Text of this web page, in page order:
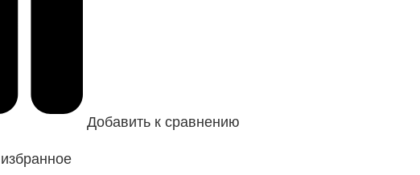
Добавить к сравнению